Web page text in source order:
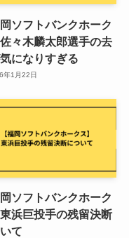
岡ソフトバンクホーク
々木麟太郎選手の去
になりすぎる
年1月22日
岡ソフトバンクホーク
浜巨投手の残留決断
て